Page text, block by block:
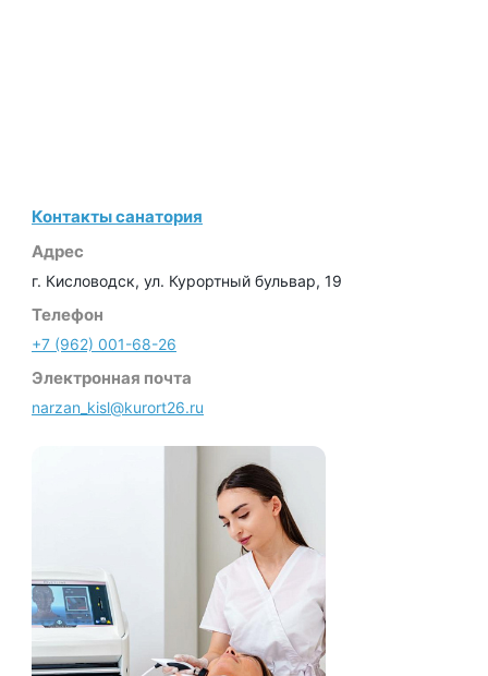
Контакты санатория
Адрес
г. Кисловодск, ул. Курортный бульвар, 19
Телефон
+7 (962) 001-68-26
Электронная почта
narzan_kisl@kurort26.ru